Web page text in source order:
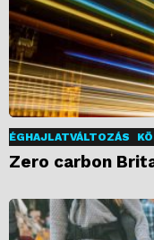
ÉGHAJLATVÁLTOZÁS
Zero carbon